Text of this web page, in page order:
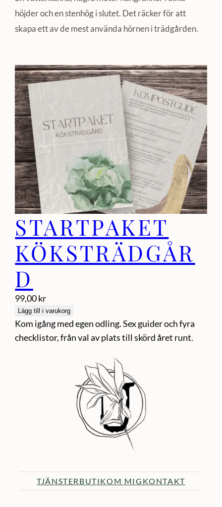
höjder och en stenhög i slutet. Det räcker för att
skapa ett av de mest använda hörnen i trädgården.
STARTPAKET
KÖKSTRÄDGÅR
D
99,00kr
Lägg till i varukorg
Kom igång med egen odling. Sex guider och fyra
checklistor, från val av plats till skörd året runt.
TJÄNSTER BUTIKOM MIG KONTAKT